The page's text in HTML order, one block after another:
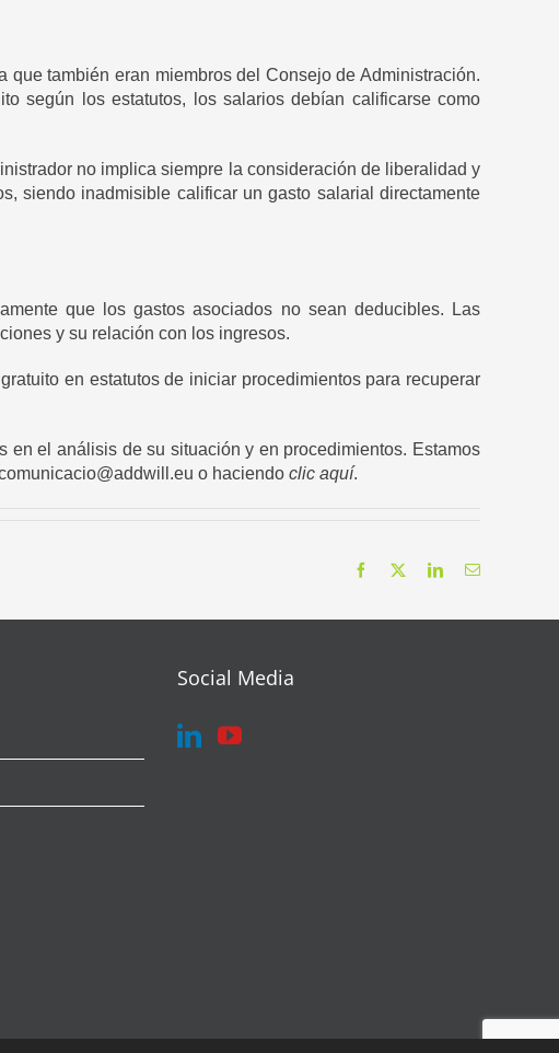
también eran miembros del Consejo de Administración.
según los estatutos, los salarios debían calificarse como
no implica siempre la consideración de liberalidad y
siendo inadmisible calificar un gasto salarial directamente
que los gastos asociados no sean deducibles. Las
y su relación con los ingresos.
en estatutos de iniciar procedimientos para recuperar
el análisis de su situación y en procedimientos. Estamos
o haciendo clic aquí.
Facebook LinkedInCorreo
Social Media